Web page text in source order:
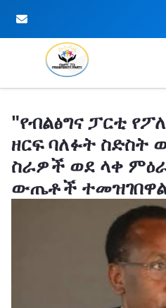
"የብልፅግና ፓርቲ
ዘርፍ ባለፉት ስድስት
ስራዎች ወደ ላቀ
ውጤቶች